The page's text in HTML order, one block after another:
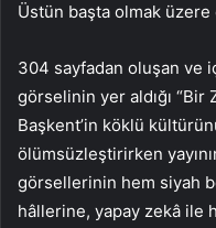
Üstün başta olmak üzere
304 sayfadan oluşan ve
görselinin yer aldığı “Bir
Başkent’in köklü
ölümsüzleştirirken
görsellerinin hem siyah
hâllerine, yapay zekâ ile